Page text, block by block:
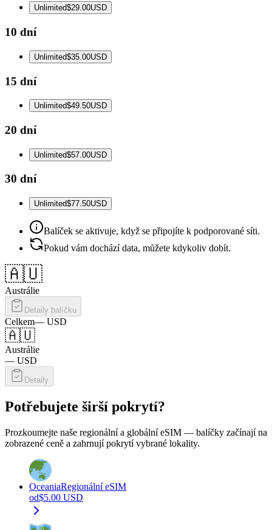
Unlimited$29.00USD
10 dní
Unlimited$35.00USD
15 dní
Unlimited$49.50USD
20 dní
Unlimited$57.00USD
30 dní
Unlimited$77.50USD
Balíček se aktivuje, když se připojíte k podporované síti.
Pokud vám dochází data, můžete kdykoliv dobít.
🇦🇺
Austrálie
Detaily balíčku
Celkem— USD
🇦🇺
Austrálie
— USD
Detaily
Potřebujete širší pokrytí?
Prozkoumejte naše regionální a globální eSIM — balíčky začínají na
zobrazené ceně a zahrnují pokrytí vybrané lokality.
OceaniaRegionální eSIM
od$5.00 USD